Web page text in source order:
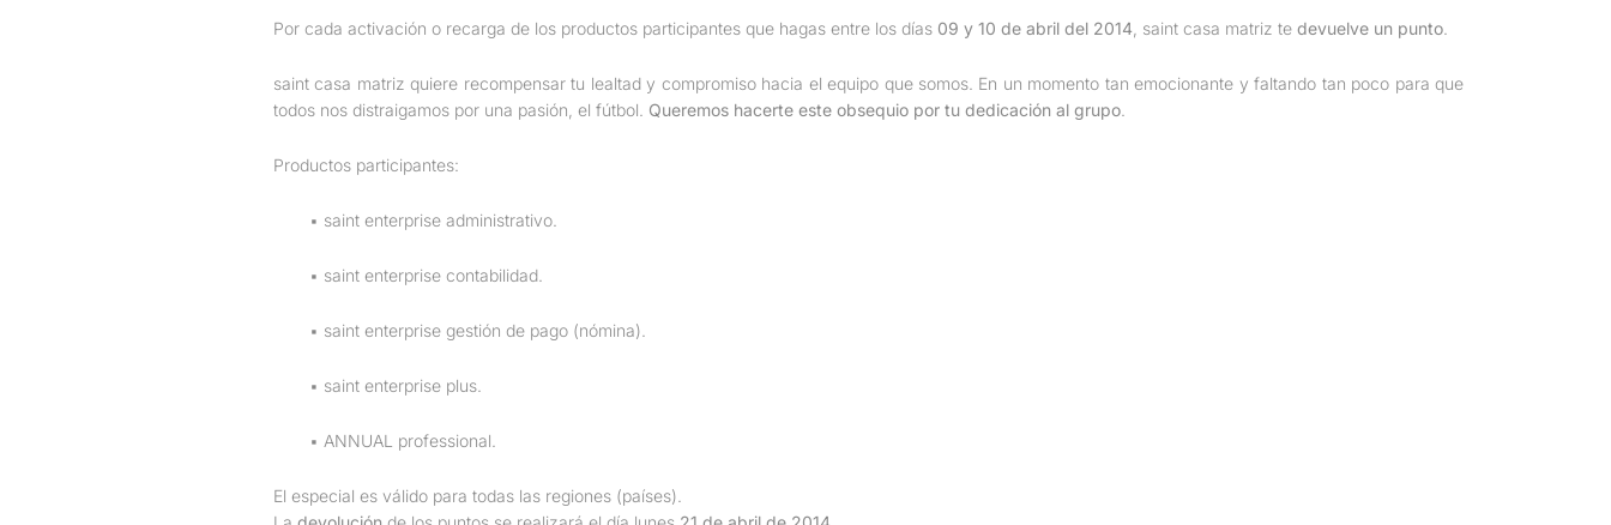
Por cada activación o recarga de los productos participantes que hagas entre los días 09 y 10 de abril del 2014 , saint casa matriz te devuelve un punto
saint casa matriz quiere recompensar tu lealtad y compromiso hacia el equipo que somos. En un momento tan emocionante y faltando tan poco para que
todos nos distraigamos por una pasión, el fútbol. Queremos hacerte este obsequio por tu dedicación al grupo
Productos participantes:
▪ saint enterprise administrativo.
▪ saint enterprise contabilidad.
▪ saint enterprise gestión de pago (nómina).
▪ saint enterprise plus.
▪ ANNUAL professional.
El especial es válido para todas las regiones (países).